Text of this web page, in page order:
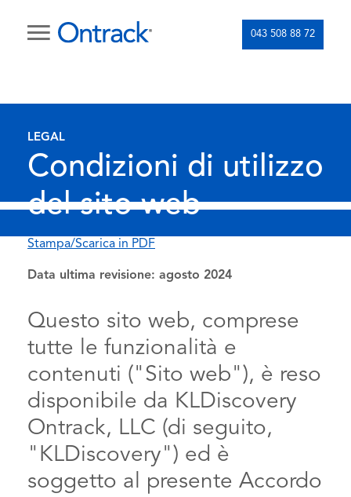
043 508 88 72
LEGAL
Condizioni di utilizzo
del sito web
Stampa/Scarica in PDF
Data ultima revisione: agosto 2024
Questo sito web, comprese
tutte le funzionalità e
contenuti ("Sito web"), è reso
disponibile da KLDiscovery
Ontrack, LLC (di seguito,
"KLDiscovery") ed è
soggetto al presente Accordo